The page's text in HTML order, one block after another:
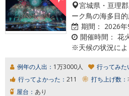
宮城県・亘理
ーク鳥の海多目
期間： 2026
開催時間： 花
※天候の状況によ
例年の人出： 1万3000人 行ってみた
行ってよかった： 211 打ち上げ数：
屋台： あり